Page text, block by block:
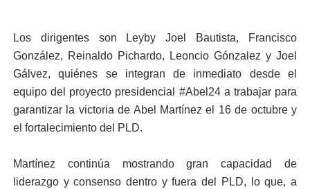
Los dirigentes son Leyby Joel Bautista, Francisco
González, Reinaldo Pichardo, Leoncio Gónzalez y Joel
Gálvez, quiénes se integran de inmediato desde el
equipo del proyecto presidencial #Abel24 a trabajar para
garantizar la victoria de Abel Martínez el 16 de octubre y
el fortalecimiento del PLD.
Martínez continúa mostrando gran capacidad de
liderazgo y consenso dentro y fuera del PLD, lo que, a